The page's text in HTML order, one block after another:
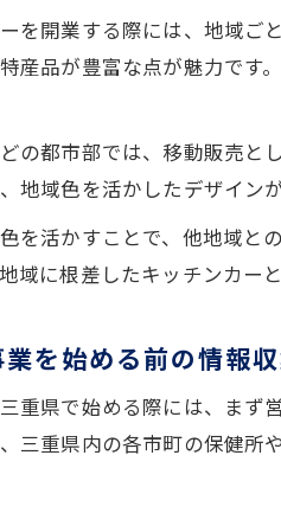
を開業する際には、地域ご
産品が豊富な点が魅力で
の都市部では、移動販売
地域色を活かしたデザイン
を活かすことで、他地域と
域に根差したキッチンカー
を始める前の情報
重県で始める際には、まず
三重県内の各市町の保健所